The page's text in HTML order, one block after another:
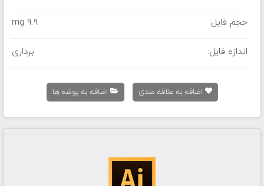
حجم فایل: 9.9 mg
اندازه فایل: برداری
اضافه به علاقه مندی اضافه به پوشه ها